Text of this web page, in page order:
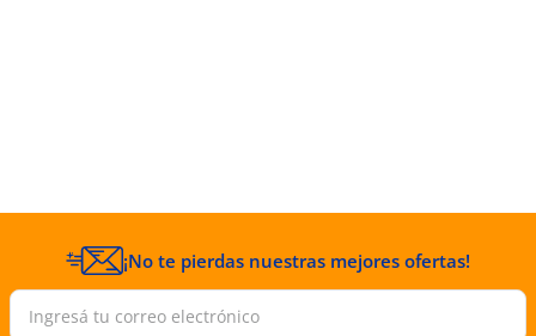
¡No te pierdas nuestras mejores ofertas!